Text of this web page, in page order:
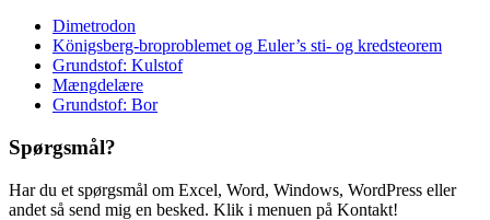
Dimetrodon
Königsberg-broproblemet og Euler’s sti- og kredsteorem
Grundstof: Kulstof
Mængdelære
Grundstof: Bor
Spørgsmål?
Har du et spørgsmål om Excel, Word, Windows, WordPress eller
andet så send mig en besked. Klik i menuen på Kontakt!